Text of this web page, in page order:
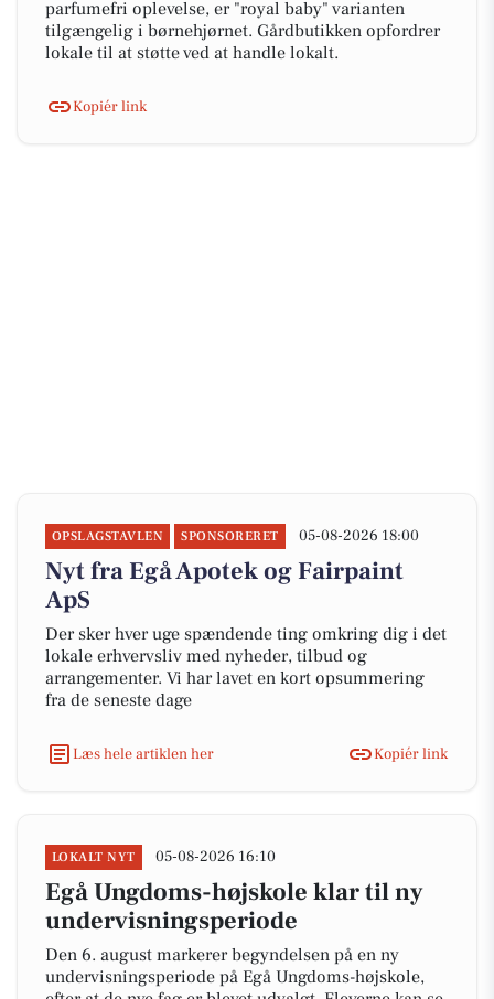
parfumefri oplevelse, er "royal baby" varianten
tilgængelig i børnehjørnet. Gårdbutikken opfordrer
lokale til at støtte ved at handle lokalt.
Kopiér link
OPSLAGSTAVLEN SPONSORERET 05-08-2026 18:00
Nyt fra Egå Apotek og Fairpaint
ApS
Der sker hver uge spændende ting omkring dig i det
lokale erhvervsliv med nyheder, tilbud og
arrangementer. Vi har lavet en kort opsummering
fra de seneste dage
Læs hele artiklen her Kopiér link
LOKALT NYT 05-08-2026 16:10
Egå Ungdoms-højskole klar til ny
undervisningsperiode
Den 6. august markerer begyndelsen på en ny
undervisningsperiode på Egå Ungdoms-højskole,